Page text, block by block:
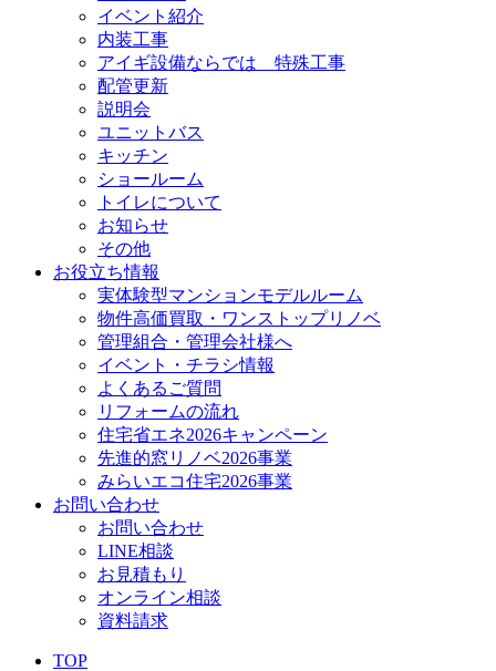
イベント紹介
内装工事
アイギ設備ならでは 特殊工事
配管更新
説明会
ユニットバス
キッチン
ショールーム
トイレについて
お知らせ
その他
お役立ち情報
実体験型マンションモデルルーム
物件高価買取・ワンストップリノベ
管理組合・管理会社様へ
イベント・チラシ情報
よくあるご質問
リフォームの流れ
住宅省エネ2026キャンペーン
先進的窓リノベ2026事業
みらいエコ住宅2026事業
お問い合わせ
お問い合わせ
LINE相談
お見積もり
オンライン相談
資料請求
TOP